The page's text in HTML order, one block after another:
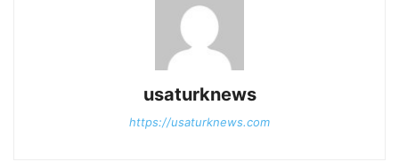
usaturknews
https://usaturknews.com